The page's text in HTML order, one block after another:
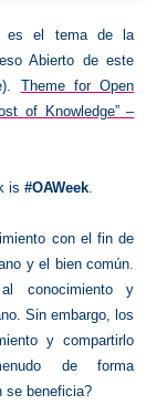
es el tema de la
Abierto de este
Theme for Open
of Knowledge” –
is #OAWeek.
con el fin de
y el bien común.
conocimiento y
Sin embargo, los
y compartirlo
de forma
se beneficia?